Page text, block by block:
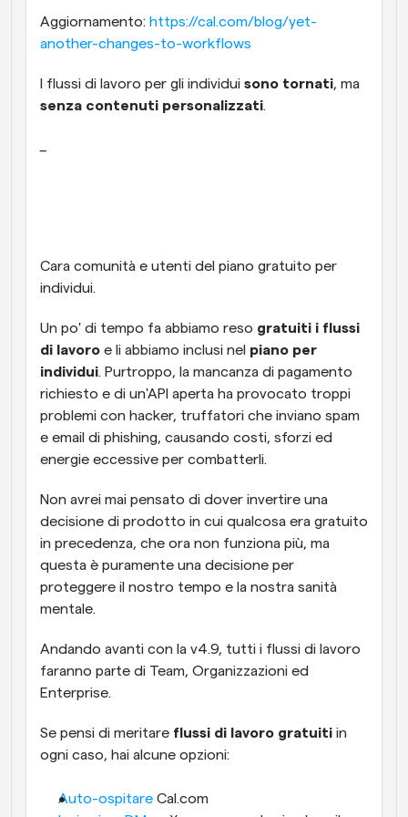
Programmazione potenziata con chiamate
Flussi di lavoro
Automatizzare la pianificazione e i promemoria
Rimani aggiornato con le ultime notizie e aggiornamenti
Webhook
Aggiornamento: https://cal.com/blog/yet-
another-changes-to-workflows
I flussi di lavoro per gli individui sono tornati
senza contenuti personalizzati.
Cara comunità e utenti del piano gratuito per
individui.
Un po' di tempo fa abbiamo reso gratuiti i flussi
di lavoro e li abbiamo inclusi nel piano per
individui. Purtroppo, la mancanza di pagamento
richiesto e di un'API aperta ha provocato troppi
problemi con hacker, truffatori che inviano spam
e email di phishing, causando costi, sforzi ed
energie eccessive per combatterli.
Non avrei mai pensato di dover invertire una
decisione di prodotto in cui qualcosa era gratuito
in precedenza, che ora non funziona più, ma
questa è puramente una decisione per
proteggere il nostro tempo e la nostra sanità
mentale.
Andando avanti con la v4.9, tutti i flussi di lavoro
faranno parte di Team, Organizzazioni ed
Enterprise.
Se pensi di meritare flussi di lavoro gratuiti in
ogni caso, hai alcune opzioni:
Auto-ospitare Cal.com